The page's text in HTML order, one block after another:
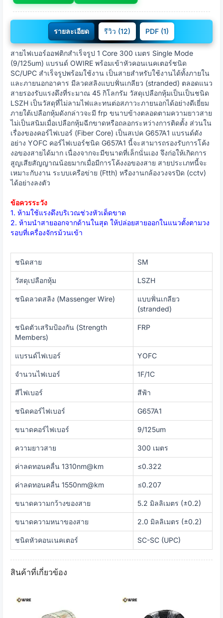
รายละเอียด รีวิว (12) PDF (1)
สายไฟเบอร์ออฟติกสำเร็จรูป 1 Core 300 เมตร Single Mode
(9/125um) แบรนด์ OWIRE พร้อมเข้าหัวคอนเนคเตอร์ชนิด
SC/UPC สำเร็จรูปพร้อมใช้งาน เป็นสายสำหรับใช้งานได้ทั้งภายใน
และภายนอกอาคาร มีลวดสลิงแบบฟั่นเกลียว (stranded) ตลอดแนว
สายรองรับแรงดึงที่ระมาณ 45 กิโลกรัม วัสดุเปลือกหุ้มเป็นเป็นชนิด
LSZH เป็นวัสดุที่ไม่ลามไฟและทนต่อสภาวะภายนอกได้อย่างดีเยี่ยม
ภายใต้เปลือกหุ้มดังกล่าวจะมี frp ขนาบข้างตลอดตามความยาวสาย
ไม่เป็นสนิมเมื่อเปลือกหุ้มฉีกขาดหรือถลอกระหว่างการติดตั้ง ส่วนใน
เรื่องของคอร์ไฟเบอร์ (Fiber Core) เป็นสเปค G657A1 แบรนด์ดัง
อย่าง YOFC คอร์ไฟเบอร์ชนิด G657A1 นี้จะสามารถรองรับการโค้ง
งอของสายได้มาก เนื่องจากจะมีขนาดที่เล็กนั่นเอง จึงก่อให้เกิดการ
สูญเสียสัญญาณน้อยมากเมื่อมีการโค้งงอของสาย สายประเภทนี้จะ
เหมาะกับงาน ระบบเครือข่าย (Ftth) หรืองานกล้องวงจรปิด (cctv)
ได้อย่างลงตัว
ข้อควรระวัง
1. ห้ามใช้แรงดึงบริเวณช่วงหัวเด็ดขาด
2. ห้ามนำสายออกจากด้านในสุด ให้ปล่อยสายออกในแนวตั้งตามวง
รอบที่เครื่องจักรม้วนเข้า
ชนิดสาย SM
วัสดุเปลือกหุ้ม LSZH
ชนิดลวดสลิง (Massenger Wire)
แบบฟั่นเกลียว
(stranded)
ชนิดตัวเสริมป้องกัน (Strength
Members)
FRP
แบรนด์ไฟเบอร์ YOFC
จำนวนไฟเบอร์ 1F/1C
สีไฟเบอร์ สีฟ้า
ชนิดคอร์ไฟเบอร์ G657A1
ขนาดคอร์ไฟเบอร์ 9/125um
ความยาวสาย 300 เมตร
ค่าลดทอนคลื่น 1310nm@km ≤0.322
ค่าลดทอนคลื่น 1550nm@km ≤0.207
ขนาดความกว้างของสาย 5.2 มิลลิเมตร (±0.2)
ขนาดความหนาของสาย 2.0 มิลลิเมตร (±0.2)
ชนิดหัวคอนเนคเตอร์ SC-SC (UPC)
สินค้าที่เกี่ยวข้อง